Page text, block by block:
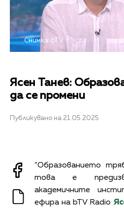
Снимка: bTV
Ясен Танев:
да се промени
Публикувано на 21.05.2025
“Образованието
това е
академичните
ефира на bTV Radio